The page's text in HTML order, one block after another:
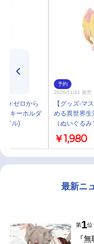
Re:ゼロから
ルキーホルダ
ドル)
予約
2026/11/21 発売
【グッズ-マ
める異世界
（ぬいぐる
ス￥1,980
最新ニ
第1位
『